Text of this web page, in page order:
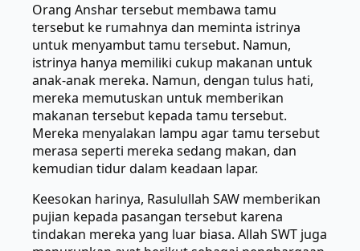
Orang Anshar tersebut membawa tamu
tersebut ke rumahnya dan meminta istrinya
untuk menyambut tamu tersebut. Namun,
istrinya hanya memiliki cukup makanan untuk
anak-anak mereka. Namun, dengan tulus hati,
mereka memutuskan untuk memberikan
makanan tersebut kepada tamu tersebut.
Mereka menyalakan lampu agar tamu tersebut
merasa seperti mereka sedang makan, dan
kemudian tidur dalam keadaan lapar.
Keesokan harinya, Rasulullah SAW memberikan
pujian kepada pasangan tersebut karena
tindakan mereka yang luar biasa. Allah SWT juga